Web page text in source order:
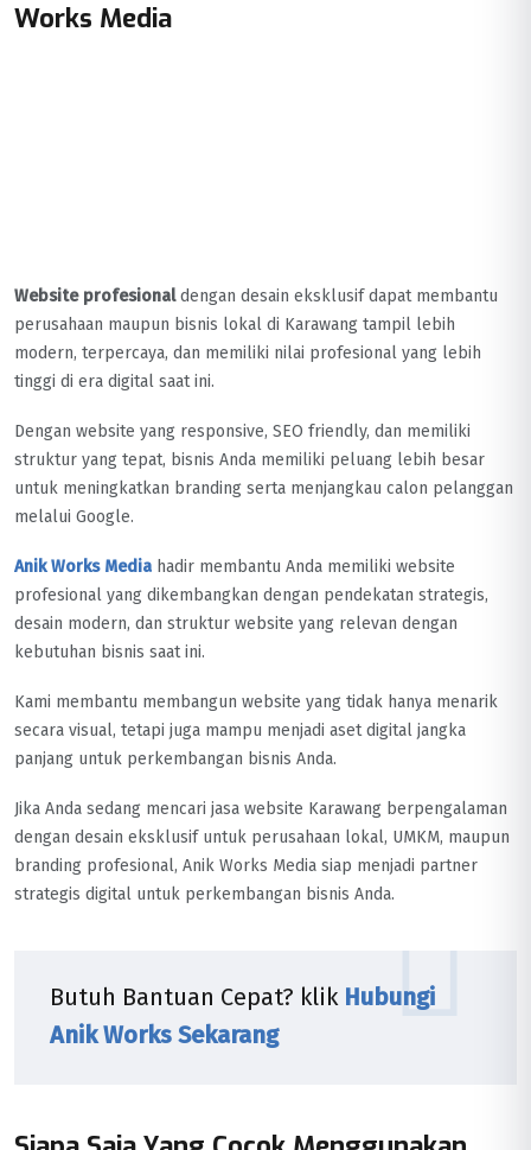
Works Media
Website profesionaldengan desain eksklusif dapat membantu
perusahaan maupun bisnis lokal di Karawang tampil lebih
modern, terpercaya, dan memiliki nilai profesional yang lebih
tinggi di era digital saat ini.
Dengan website yang responsive, SEO friendly, dan memiliki
struktur yang tepat, bisnis Anda memiliki peluang lebih besar
untuk meningkatkan branding serta menjangkau calon pelanggan
melalui Google.
Anik Works Media hadir membantu Anda memiliki website
profesional yang dikembangkan dengan pendekatan strategis,
desain modern, dan struktur website yang relevan dengan
kebutuhan bisnis saat ini.
Kami membantu membangun website yang tidak hanya menarik
secara visual, tetapi juga mampu menjadi aset digital jangka
panjang untuk perkembangan bisnis Anda.
Jika Anda sedang mencari jasa website Karawang berpengalaman
dengan desain eksklusif untuk perusahaan lokal, UMKM, maupun
branding profesional, Anik Works Media siap menjadi partner
strategis digital untuk perkembangan bisnis Anda.
Butuh Bantuan Cepat? klik Hubungi
Anik Works Sekarang